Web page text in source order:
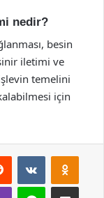
nedir?
besin
iletimi ve
temelini
için
Reddit VKontakte
Viber Line E-Posta ile